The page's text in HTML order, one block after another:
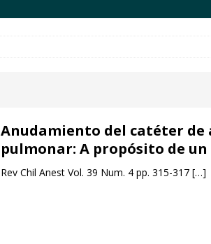
Anudamiento del catéter
pulmonar: A propósito de un
Rev Chil Anest Vol. 39 Num. 4 pp. 315-317 […]